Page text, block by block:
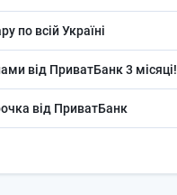
по всій Україні
від ПриватБанк 3 місяці!
від ПриватБанк